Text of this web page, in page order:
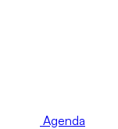
Agenda